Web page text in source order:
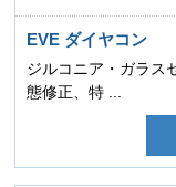
EVE ダイヤコン
ジルコニア・ガラス
態修正、特 ...